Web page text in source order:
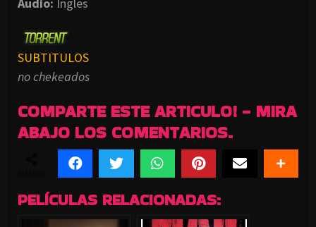
SUBTITULOS
no chekeados
COMPARTE ESTE ARTICULO! - MIRA
ABAJO LOS COMENTARIOS.
PELÍCULAS RELACIONADAS: